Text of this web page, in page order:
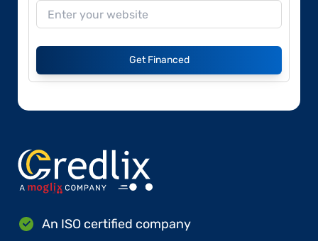
Get Financed
An ISO certified company